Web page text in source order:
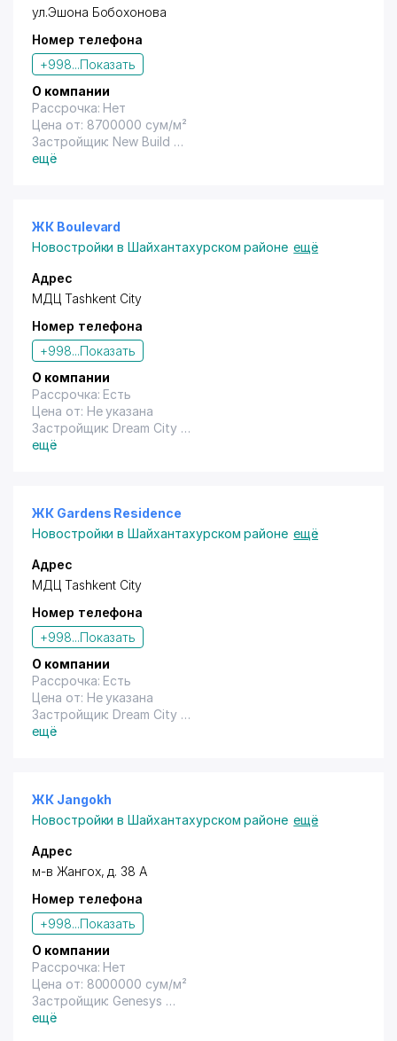
ул.Эшона Бобохонова
Номер телефона
+998...Показать
О компании
Рассрочка: Нет
Цена от: 8700000 сум/м²
Застройщик: New Build
Год сдачи: 2021
ещё
ЖК Boulevard
Новостройки в Шайхантахурском районе ещё
Адрес
МДЦ Tashkent City
Номер телефона
+998...Показать
О компании
Рассрочка: Есть
Цена от: Не указана
Застройщик: Dream City
Год сдачи: Не указана
ещё
ЖК Gardens Residence
Новостройки в Шайхантахурском районе ещё
Адрес
МДЦ Tashkent City
Номер телефона
+998...Показать
О компании
Рассрочка: Есть
Цена от: Не указана
Застройщик: Dream City
Год сдачи: Не указана
ещё
ЖК Jangokh
Новостройки в Шайхантахурском районе ещё
Адрес
м-в Жангох, д. 38 А
Номер телефона
+998...Показать
О компании
Рассрочка: Нет
Цена от: 8000000 сум/м²
Застройщик: Genesys
Год сдачи: Не указана
ещё